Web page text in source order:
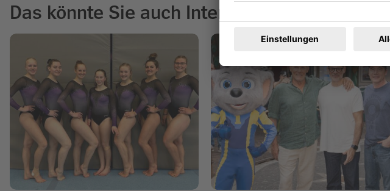
Das könnte Sie auch Interessieren